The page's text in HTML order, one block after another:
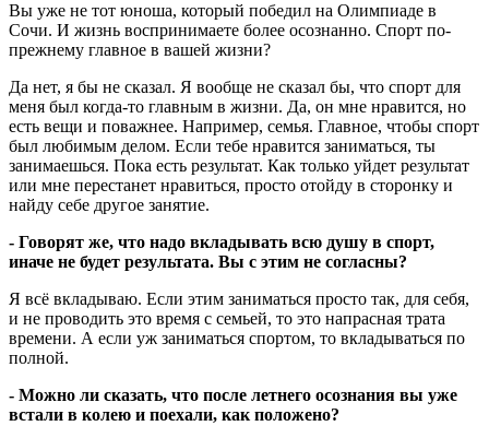
Вы уже не тот юноша, который победил на Олимпиаде в
Сочи. И жизнь воспринимаете более осознанно. Спорт по-
прежнему главное в вашей жизни?
Да нет, я бы не сказал. Я вообще не сказал бы, что спорт для
меня был когда-то главным в жизни. Да, он мне нравится, но
есть вещи и поважнее. Например, семья. Главное, чтобы спорт
был любимым делом. Если тебе нравится заниматься, ты
занимаешься. Пока есть результат. Как только уйдет результат
или мне перестанет нравиться, просто отойду в сторонку и
найду себе другое занятие.
- Говорят же, что надо вкладывать всю душу в спорт,
иначе не будет результата. Вы с этим не согласны?
Я всё вкладываю. Если этим заниматься просто так, для себя,
и не проводить это время с семьей, то это напрасная трата
времени. А если уж заниматься спортом, то вкладываться по
полной.
- Можно ли сказать, что после летнего осознания вы уже
встали в колею и поехали, как положено?